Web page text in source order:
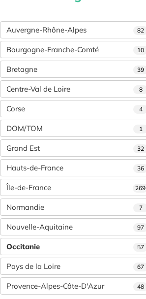
Auvergne-Rhône-Alpes 82
Bourgogne-Franche-Comté 10
Bretagne 39
Centre-Val de Loire 8
Corse 4
DOM/TOM 1
Grand Est 32
Hauts-de-France 36
Île-de-France 269
Normandie 7
Nouvelle-Aquitaine 97
Occitanie 57
Pays de la Loire 67
Provence-Alpes-Côte-D'Azur 48